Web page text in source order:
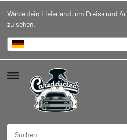
Wähle dein Lieferland, um Preise und
zu sehen.